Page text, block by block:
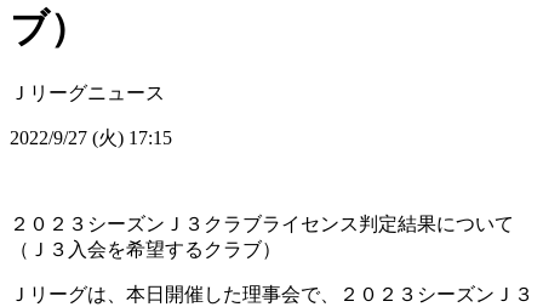
ブ）
Ｊリーグニュース
2022/9/27 (火) 17:15
２０２３シーズンＪ３クラブライセンス判定結果について
（Ｊ３入会を希望するクラブ）
Ｊリーグは、本日開催した理事会で、２０２３シーズンＪ３